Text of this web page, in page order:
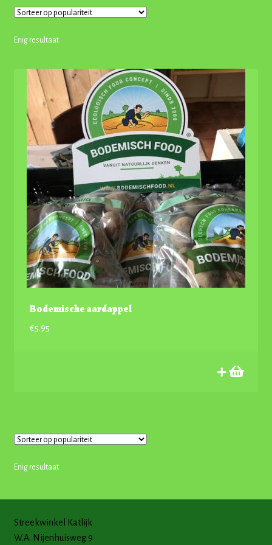
Enig resultaat
Bodemische aardappel
€5.95
Enig resultaat
Streekwinkel Katlijk
W.A. Nijenhuisweg 9